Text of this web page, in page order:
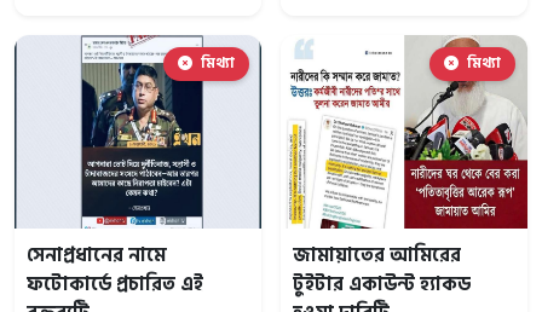
মিথ্যা
সেনাপ্রধানের নামে
ফটোকার্ডে প্রচারিত এই
মিথ্যা
জামায়াতের আমিরের
টুইটার একাউন্ট হ্যাকড